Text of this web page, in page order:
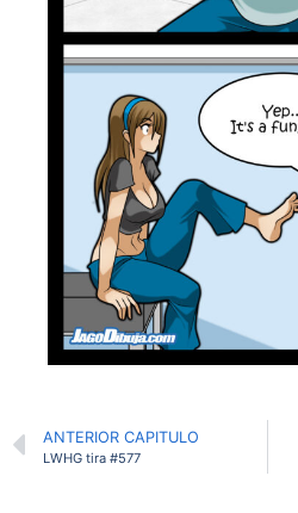
ANTERIOR CAPITULO
LWHG tira #577